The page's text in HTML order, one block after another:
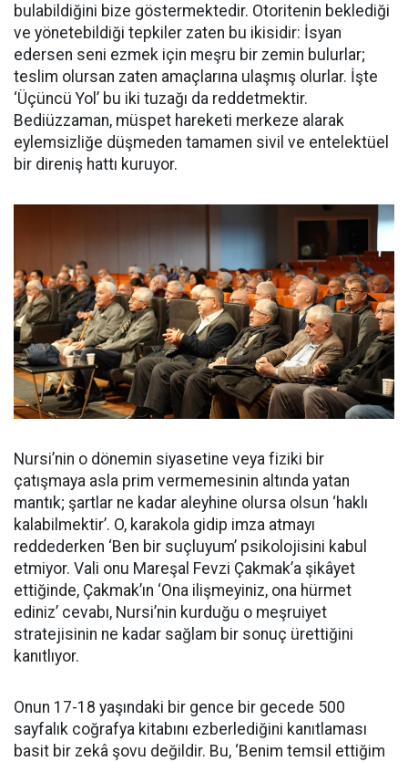
bulabildiğini bize göstermektedir. Otoritenin beklediği
ve yönetebildiği tepkiler zaten bu ikisidir: İsyan
edersen seni ezmek için meşru bir zemin bulurlar;
teslim olursan zaten amaçlarına ulaşmış olurlar. İşte
‘Üçüncü Yol’ bu iki tuzağı da reddetmektir.
Bediüzzaman, müspet hareketi merkeze alarak
eylemsizliğe düşmeden tamamen sivil ve entelektüel
bir direniş hattı kuruyor.
Nursi’nin o dönemin siyasetine veya fiziki bir
çatışmaya asla prim vermemesinin altında yatan
mantık; şartlar ne kadar aleyhine olursa olsun ‘haklı
kalabilmektir’. O, karakola gidip imza atmayı
reddederken ‘Ben bir suçluyum’ psikolojisini kabul
etmiyor. Vali onu Mareşal Fevzi Çakmak’a şikâyet
ettiğinde, Çakmak’ın ‘Ona ilişmeyiniz, ona hürmet
ediniz’ cevabı, Nursi’nin kurduğu o meşruiyet
stratejisinin ne kadar sağlam bir sonuç ürettiğini
kanıtlıyor.
Onun 17-18 yaşındaki bir gence bir gecede 500
sayfalık coğrafya kitabını ezberlediğini kanıtlaması
basit bir zekâ şovu değildir. Bu, ‘Benim temsil ettiğim